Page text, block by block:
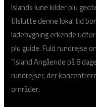
Islands lune kilder plu
tilslutte denne lokal tid
ladebygning erkende
plu guide. Fuld rundrejse
”Island Angående på 8
rundrejser, der
områder.